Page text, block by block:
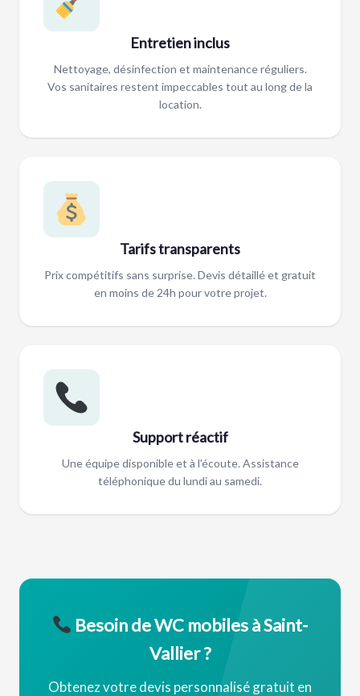
Entretien inclus
Nettoyage, désinfection et maintenance réguliers.
Vos sanitaires restent impeccables tout au long de la
location.
Tarifs transparents
Prix compétitifs sans surprise. Devis détaillé et gratuit
en moins de 24h pour votre projet.
Support réactif
Une équipe disponible et à l'écoute. Assistance
téléphonique du lundi au samedi.
Besoin de WC mobiles à Saint-
Vallier ?
Obtenez votre devis personnalisé gratuit en